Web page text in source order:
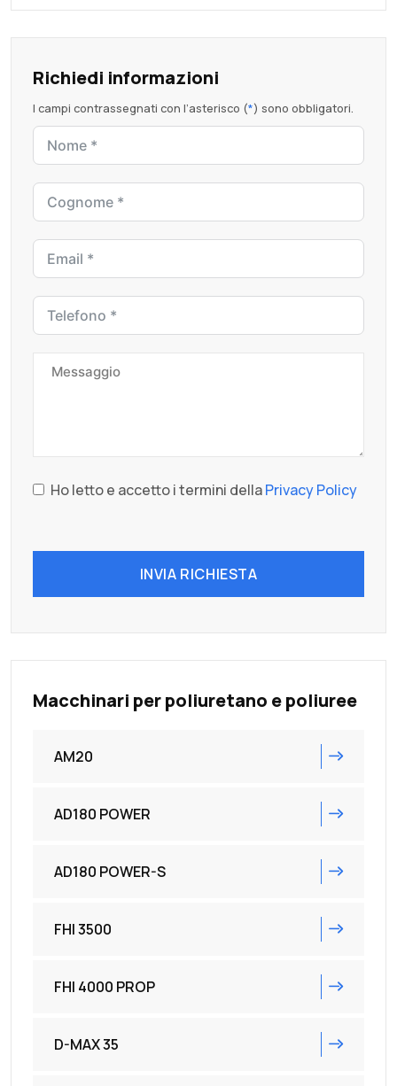
Richiedi informazioni
I campi contrassegnati con l’asterisco (*) sono obbligatori.
Ho letto e accetto i termini dellaPrivacy Policy
INVIA RICHIESTA
Macchinari per poliuretano e poliuree
AM20
AD180 POWER
AD180 POWER-S
FHI 3500
FHI 4000 PROP
D-MAX 35